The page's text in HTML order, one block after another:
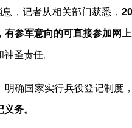
息，记者从相关部门获悉，
有参军意向的可直接参加网
圣责任。
明确国家实行兵役登记制度，
务。